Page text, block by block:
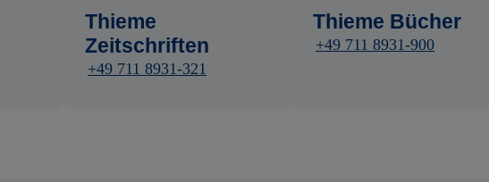
Thieme
Zeitschriften
+49 711 8931-321
Thieme Bücher
+49 711 8931-900